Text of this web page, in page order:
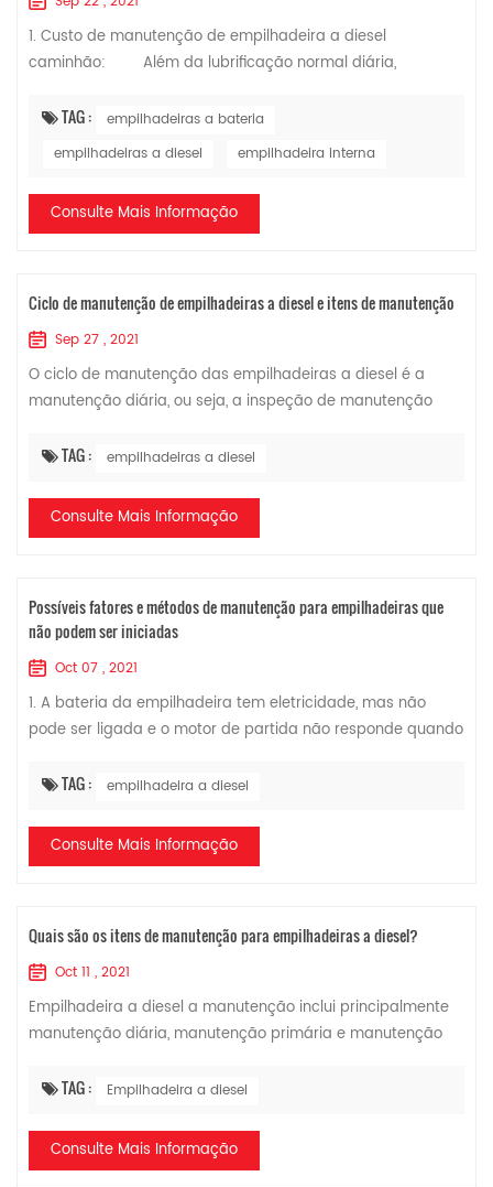
1. Custo de manutenção de empilhadeira a diesel
caminhão: Além da lubrificação normal diária,
manutenção e substituição de peças vulneráveis. A. O...
TAG :
empilhadeiras a bateria
empilhadeiras a diesel
empilhadeira interna
Consulte Mais Informação
Ciclo de manutenção de empilhadeiras a diesel e itens de manutenção
Sep 27 , 2021
O ciclo de manutenção das empilhadeiras a diesel é a
manutenção diária, ou seja, a inspeção de manutenção
dias. O tempo de manutenção de primei...
TAG : empilhadeiras a diesel
Consulte Mais Informação
Possíveis fatores e métodos de manutenção para empilhadeiras que
não podem ser iniciadas
Oct 07 , 2021
1. A bateria da empilhadeira tem eletricidade, mas não
pode ser ligada e o motor de partida não responde quando
starter está com defeito, a lin...
TAG : empilhadeira a diesel
Consulte Mais Informação
Quais são os itens de manutenção para empilhadeiras a diesel?
Oct 11 , 2021
Empilhadeira a diesel a manutenção inclui principalmente
manutenção diária, manutenção primária e manutenção
diária, após cada turno; 2. Manutenção...
TAG : Empilhadeira a diesel
Consulte Mais Informação